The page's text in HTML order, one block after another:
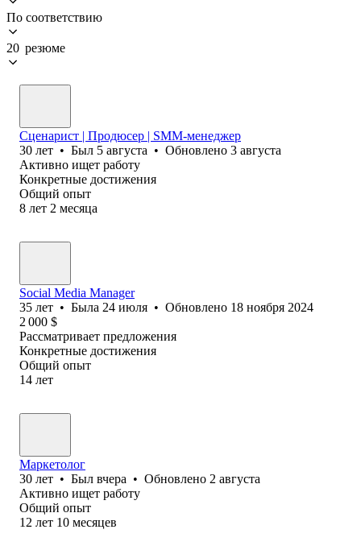
По соответствию
20 резюме
Сценарист | Продюсер | SMM-менеджер
30 лет • Был 5 августа • Обновлено 3 августа
Активно ищет работу
Конкретные достижения
Общий опыт
8 лет 2 месяца
Social Media Manager
35 лет • Была 24 июля • Обновлено 18 ноября 2024
2 000 $
Рассматривает предложения
Конкретные достижения
Общий опыт
14 лет
Маркетолог
30 лет • Был вчера • Обновлено 2 августа
Активно ищет работу
Общий опыт
12 лет 10 месяцев